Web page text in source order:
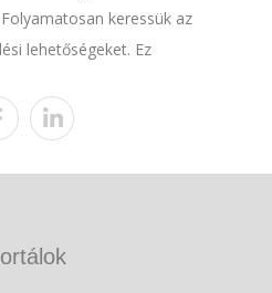
keressük az
lehetőségeket. Ez